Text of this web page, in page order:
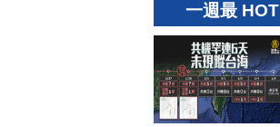
一週最 HOT